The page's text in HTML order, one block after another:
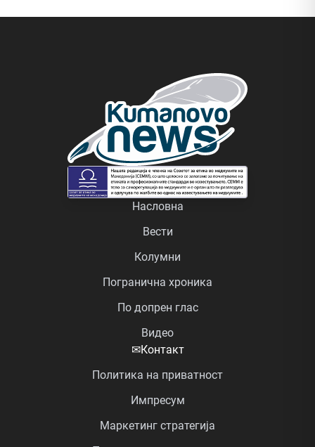
Насловна
Вести
Колумни
Погранична хроника
По допрен глас
Видео
✉Контакт
Политика на приватност
Импресум
Маркетинг стратегија